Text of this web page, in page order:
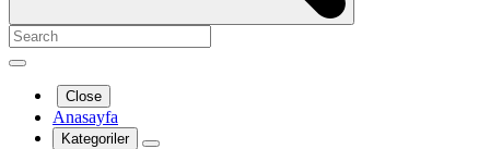
Close
Anasayfa
Kategoriler